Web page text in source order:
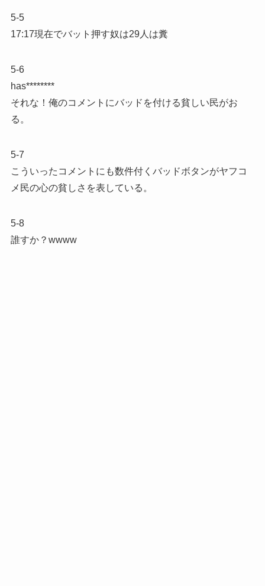
5-5
17:17現在でバット押す奴は29人は糞
5-6
has********
それな！俺のコメントにバッドを付ける貧しい民がお
る。
5-7
こういったコメントにも数件付くバッドボタンがヤフコ
メ民の心の貧しさを表している。
5-8
誰すか？wwww